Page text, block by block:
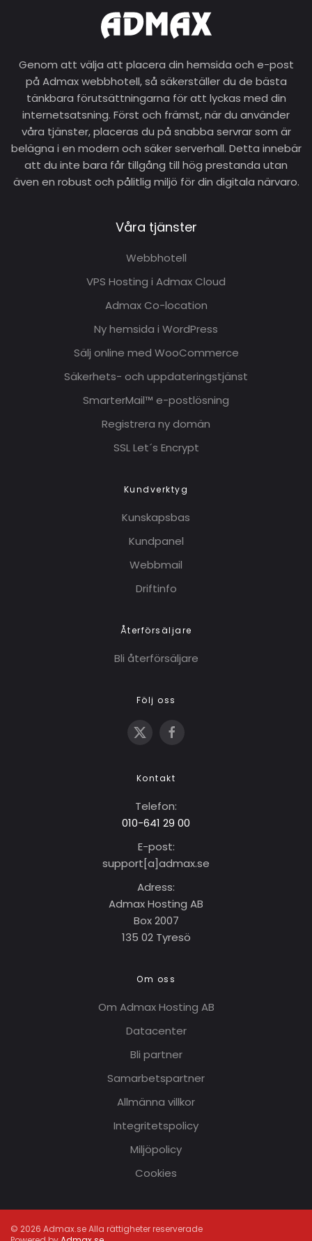
Genom att välja att placera din hemsida och e-post
på Admax webbhotell, så säkerställer du de bästa
tänkbara förutsättningarna för att lyckas med din
internetsatsning. Först och främst, när du använder
våra tjänster, placeras du på snabba servrar som är
belägna i en modern och säker serverhall. Detta innebär
att du inte bara får tillgång till hög prestanda utan
även en robust och pålitlig miljö för din digitala närvaro.
Våra tjänster
Webbhotell
VPS Hosting i Admax Cloud
Admax Co-location
Ny hemsida i WordPress
Sälj online med WooCommerce
Säkerhets- och uppdateringstjänst
SmarterMail™ e-postlösning
Registrera ny domän
SSL Let´s Encrypt
Kundverktyg
Kunskapsbas
Kundpanel
Webbmail
Driftinfo
Återförsäljare
Bli återförsäljare
Följ oss
Kontakt
Telefon:
010-641 29 00
E-post:
support[a]admax.se
Adress:
Admax Hosting AB
Box 2007
135 02 Tyresö
Om oss
Om Admax Hosting AB
Datacenter
Bli partner
Samarbetspartner
Allmänna villkor
Integritetspolicy
Miljöpolicy
Cookies
© 2026 Admax.se Alla rättigheter reserverade